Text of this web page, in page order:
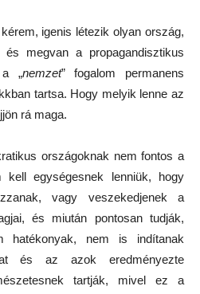
igenis létezik olyan ország,
megvan a propagandisztikus
a „nemzet” fogalom permanens
tartsa. Hogy melyik lenne az
rá maga.
országoknak nem fontos a
kell egységesnek lenniük, hogy
vagy veszekedjenek a
és miután pontosan tudják,
hatékonyak, nem is indítanak
és az azok eredményezte
tartják, mivel ez a